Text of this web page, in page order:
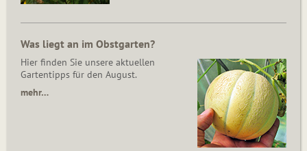
Was liegt an im Obstgarten?
Hier finden Sie unsere aktuellen
Gartentipps für den August.
mehr…